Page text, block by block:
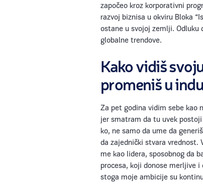
započeo kroz korporativni
razvoj biznisa u okviru Bloka
ostane u svojoj zemlji.
globalne trendove.
Kako vidiš
promeniš u
Za pet godina vidim sebe kao
jer smatram da tu uvek
ko, ne samo da ume da
da zajednički stvara
me kao lidera, sposobnog da
procesa, koji donose merljive
stoga moje ambicije su